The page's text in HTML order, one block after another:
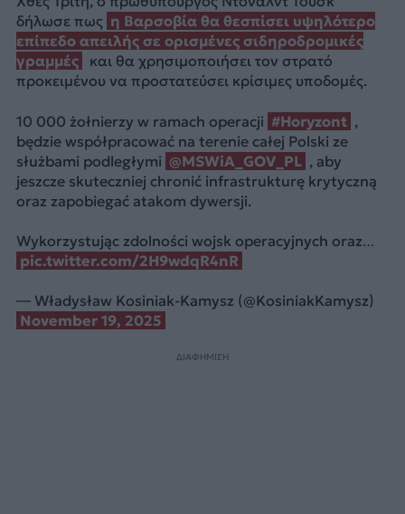
δήλωσε πως η Βαρσοβία θα θεσπίσει υψηλότερο
επίπεδο απειλής σε ορισμένες σιδηροδρομικές
γραμμές
και θα χρησιμοποιήσει τον στρατό
προκειμένου να προστατεύσει κρίσιμες υποδομές.
10 000 żołnierzy w ramach operacji #Horyzont ,
będzie współpracować na terenie całej Polski ze
służbami podległymi @MSWiA_GOV_PL , aby
jeszcze skuteczniej chronić infrastrukturę krytyczną
oraz zapobiegać atakom dywersji.
Wykorzystując zdolności wojsk operacyjnych oraz…
pic.twitter.com/2H9wdqR4nR
— Władysław Kosiniak-Kamysz (@KosiniakKamysz)
November 19, 2025
ΔΙΑΦΗΜΙΣΗ